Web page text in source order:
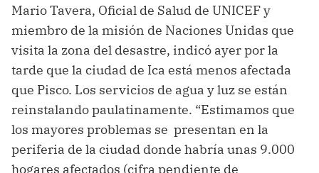
Mario Tavera, Oficial de Salud de UNICEF y
miembro de la misión de Naciones Unidas que
visita la zona del desastre, indicó ayer por la
tarde que la ciudad de Ica está menos afectada
que Pisco. Los servicios de agua y luz se están
reinstalando paulatinamente. “Estimamos que
los mayores problemas se presentan en la
periferia de la ciudad donde habría unas 9.000
hogares afectados (cifra pendiente de